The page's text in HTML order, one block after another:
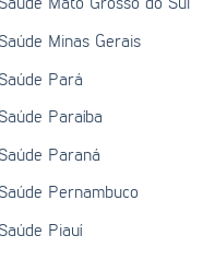
Mato Grosso do Sul
Minas Gerais
Pará
Paraíba
Paraná
Pernambuco
Piauí